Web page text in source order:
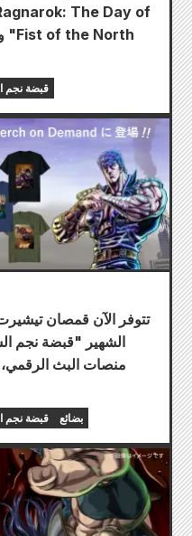
قبضة نجم
تتوفر الآن قمصان
الشهير "قبضة نجم
منصات البث
قبضة نجم بضائع